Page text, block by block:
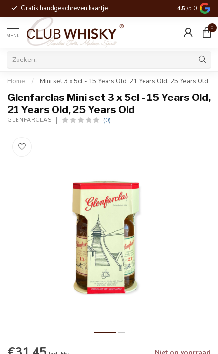
Gratis handgeschreven kaartje Voor 16:00
4.5 /5.0
MENU
0
Home / Mini set 3 x 5cl - 15 Years Old, 21 Years Old, 25 Years Old
Glenfarclas Mini set 3 x 5cl - 15 Years Old,
21 Years Old, 25 Years Old
GLENFARCLAS (0)